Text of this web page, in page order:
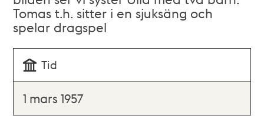
Tomas t.h. sitter i en sjuksäng och
spelar dragspel
Tid
1 mars 1957